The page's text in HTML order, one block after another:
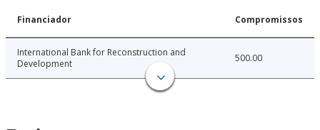
Financiador Compromissos
International Bank for Reconstruction and
Development
500.00